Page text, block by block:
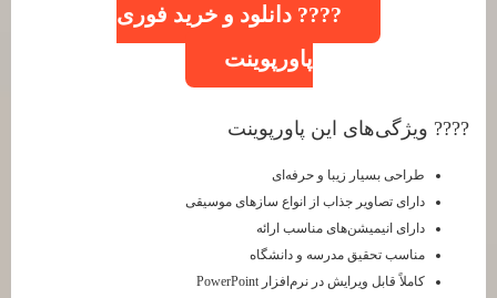
???? دانلود و خرید فوری
پاورپوینت
???? ویژگی‌های این پاورپوینت
طراحی بسیار زیبا و حرفه‌ای
دارای تصاویر جذاب از انواع سازهای موسیقی
دارای انیمیشن‌های مناسب ارائه
مناسب تحقیق مدرسه و دانشگاه
کاملاً قابل ویرایش در نرم‌افزار PowerPoint